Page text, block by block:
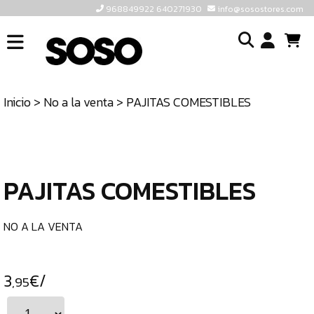
968849922 640271930 info@sosostores.com
INICIO
TIENDA
640271930
Inicio> No a la venta> PAJITAS COMESTIBLES
PAJITAS COMESTIBLES
NO A LA VENTA
3,95€/